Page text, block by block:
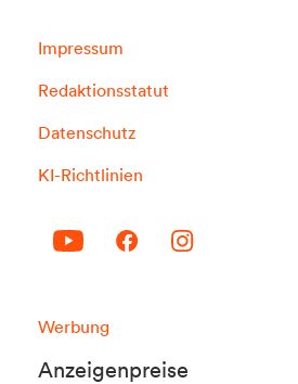
Impressum
Redaktionsstatut
Datenschutz
KI-Richtlinien
Werbung
Anzeigenpreise